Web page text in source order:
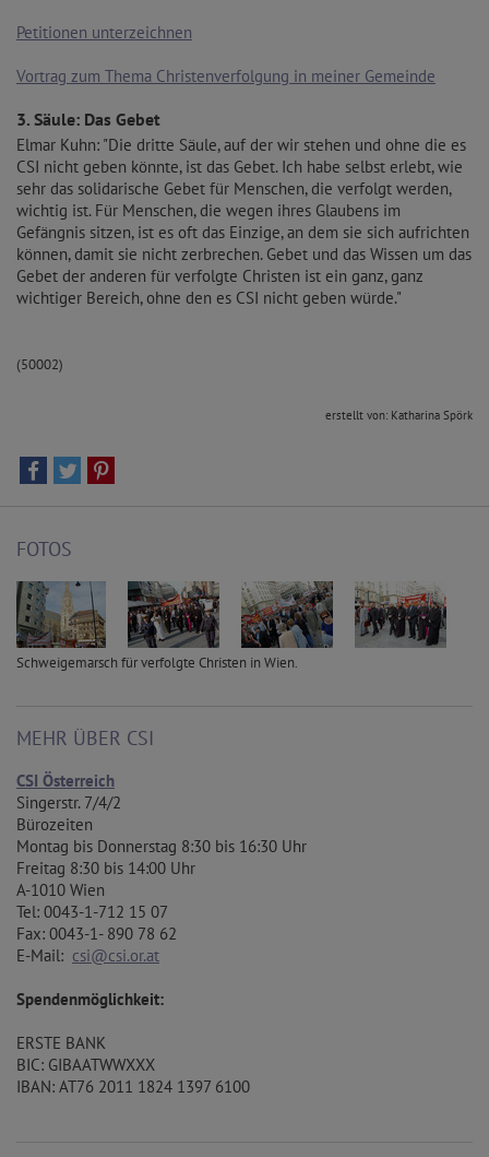
Petitionen unterzeichnen
Vortrag zum Thema Christenverfolgung in meiner Gemeinde
3. Säule: Das Gebet
Elmar Kuhn: "Die dritte Säule, auf der wir stehen und ohne die es
CSI nicht geben könnte, ist das Gebet. Ich habe selbst erlebt, wie
sehr das solidarische Gebet für Menschen, die verfolgt werden,
wichtig ist. Für Menschen, die wegen ihres Glaubens im
Gefängnis sitzen, ist es oft das Einzige, an dem sie sich aufrichten
können, damit sie nicht zerbrechen. Gebet und das Wissen um das
Gebet der anderen für verfolgte Christen ist ein ganz, ganz
wichtiger Bereich, ohne den es CSI nicht geben würde."
(50002)
erstellt von: Katharina Spörk
FOTOS
Schweigemarsch für verfolgte Christen in Wien.
MEHR ÜBER CSI
CSI Österreich
Singerstr. 7/4/2
Bürozeiten
Montag bis Donnerstag 8:30 bis 16:30 Uhr
Freitag 8:30 bis 14:00 Uhr
A-1010 Wien
Tel: 0043-1-712 15 07
Fax: 0043-1- 890 78 62
E-Mail: csi@csi.or.at
Spendenmöglichkeit:
ERSTE BANK
BIC: GIBAATWWXXX
IBAN: AT76 2011 1824 1397 6100